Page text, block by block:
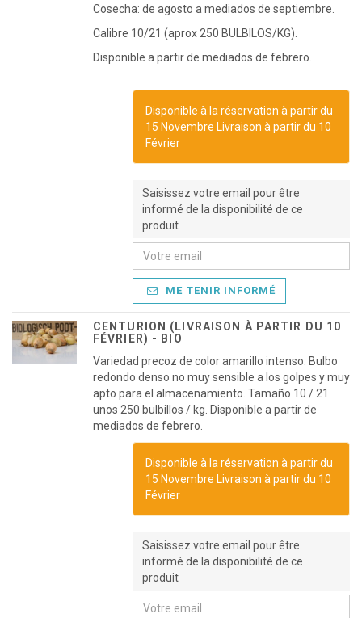
Cosecha: de agosto a mediados de septiembre.
Calibre 10/21 (aprox 250 BULBILOS/KG).
Disponible a partir de mediados de febrero.
Disponible à la réservation à partir du
15 Novembre Livraison à partir du 10
Février
Saisissez votre email pour être
informé de la disponibilité de ce
produit
ME TENIR INFORMÉ
CENTURION (LIVRAISON À PARTIR DU 10
FÉVRIER) - BIO
Variedad precoz de color amarillo intenso. Bulbo
redondo denso no muy sensible a los golpes y muy
apto para el almacenamiento. Tamaño 10 / 21
unos 250 bulbillos / kg. Disponible a partir de
mediados de febrero.
Disponible à la réservation à partir du
15 Novembre Livraison à partir du 10
Février
Saisissez votre email pour être
informé de la disponibilité de ce
produit